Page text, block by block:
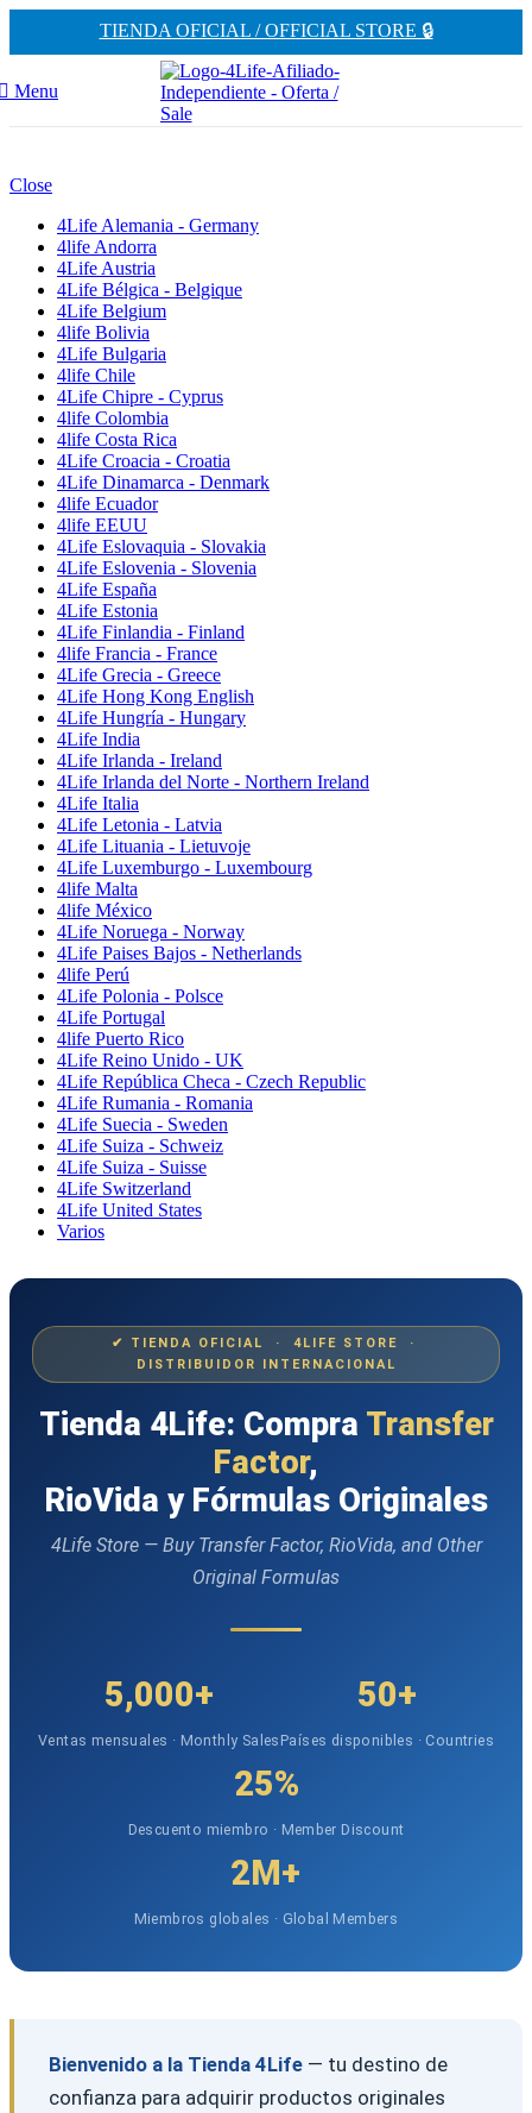
TIENDA OFICIAL / OFFICIAL STORE 🔒
Menu
Close
4Life Alemania - Germany
4life Andorra
4Life Austria
4Life Bélgica - Belgique
4Life Belgium
4life Bolivia
4Life Bulgaria
4life Chile
4Life Chipre - Cyprus
4life Colombia
4life Costa Rica
4Life Croacia - Croatia
4Life Dinamarca - Denmark
4life Ecuador
4life EEUU
4Life Eslovaquia - Slovakia
4Life Eslovenia - Slovenia
4Life España
4Life Estonia
4Life Finlandia - Finland
4life Francia - France
4Life Grecia - Greece
4Life Hong Kong English
4Life Hungría - Hungary
4Life India
4Life Irlanda - Ireland
4Life Irlanda del Norte - Northern Ireland
4Life Italia
4Life Letonia - Latvia
4Life Lituania - Lietuvoje
4Life Luxemburgo - Luxembourg
4life Malta
4life México
4Life Noruega - Norway
4Life Paises Bajos - Netherlands
4life Perú
4Life Polonia - Polsce
4Life Portugal
4life Puerto Rico
4Life Reino Unido - UK
4Life República Checa - Czech Republic
4Life Rumania - Romania
4Life Suecia - Sweden
4Life Suiza - Schweiz
4Life Suiza - Suisse
4Life Switzerland
4Life United States
Varios
✔ TIENDA OFICIAL · 4LIFE STORE ·
DISTRIBUIDOR INTERNACIONAL
Tienda 4Life: Compra Transfer
Factor,
RioVida y Fórmulas Originales
4Life Store — Buy Transfer Factor, RioVida, and Other
Original Formulas
5,000+
Ventas mensuales · Monthly Sales
50+
Países disponibles · Countries
25%
Descuento miembro · Member Discount
2M+
Miembros globales · Global Members
Bienvenido a la Tienda 4Life— tu destino de
confianza para adquirir productos originales